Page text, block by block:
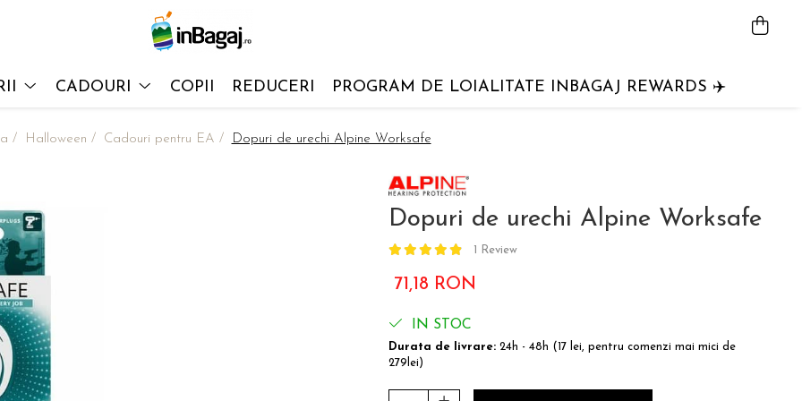
CADOURI COPII REDUCERI PROGRAM DE LOIALITATE INBAGAJ REWARDS ✈️
/ Halloween / Cadouri pentru EA / Dopuri de urechi Alpine Worksafe
Dopuri de urechi Alpine Worksafe
1 Review
71,18 RON
IN STOC
Durata de livrare: 24h - 48h (17 lei, pentru comenzi mai mici de
279lei)